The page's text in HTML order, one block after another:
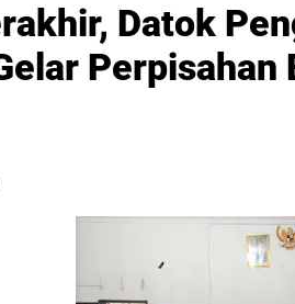
Datok
Perpisahan